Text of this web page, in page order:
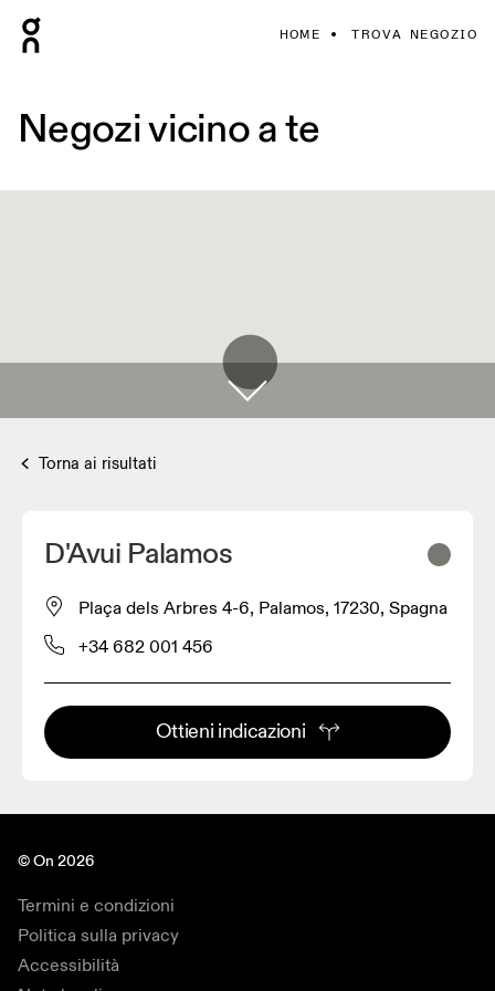
HOME TROVA NEGOZIO
Negozi vicino a te
Torna ai risultati
D'Avui Palamos
Plaça dels Arbres 4-6, Palamos, 17230, Spagna
+34 682 001 456
Ottieni indicazioni
© On 2026
Termini e condizioni
Politica sulla privacy
Accessibilità